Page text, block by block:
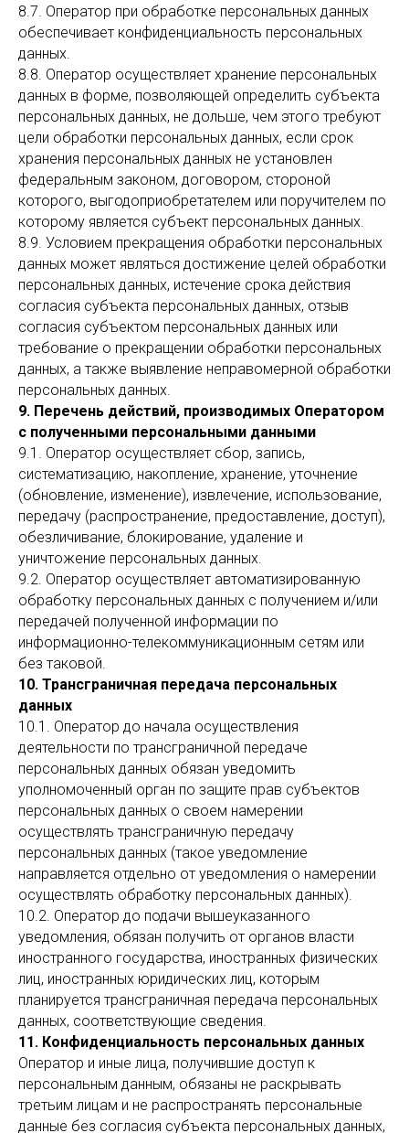
8.7. Оператор при обработке персональных данных
обеспечивает конфиденциальность персональных
данных.
8.8. Оператор осуществляет хранение персональных
данных в форме, позволяющей определить субъекта
персональных данных, не дольше, чем этого требуют
цели обработки персональных данных, если срок
хранения персональных данных не установлен
федеральным законом, договором, стороной
которого, выгодоприобретателем или поручителем по
которому является субъект персональных данных.
8.9. Условием прекращения обработки персональных
данных может являться достижение целей обработки
персональных данных, истечение срока действия
согласия субъекта персональных данных, отзыв
согласия субъектом персональных данных или
требование о прекращении обработки персональных
данных, а также выявление неправомерной обработки
персональных данных.
9. Перечень действий, производимых Оператором
с полученными персональными данными
9.1. Оператор осуществляет сбор, запись,
систематизацию, накопление, хранение, уточнение
(обновление, изменение), извлечение, использование,
передачу (распространение, предоставление, доступ),
обезличивание, блокирование, удаление и
уничтожение персональных данных.
9.2. Оператор осуществляет автоматизированную
обработку персональных данных с получением и/или
передачей полученной информации по
информационно-телекоммуникационным сетям или
без таковой.
10. Трансграничная передача персональных
данных
10.1. Оператор до начала осуществления
деятельности по трансграничной передаче
персональных данных обязан уведомить
уполномоченный орган по защите прав субъектов
персональных данных о своем намерении
осуществлять трансграничную передачу
персональных данных (такое уведомление
направляется отдельно от уведомления о намерении
осуществлять обработку персональных данных).
10.2. Оператор до подачи вышеуказанного
уведомления, обязан получить от органов власти
иностранного государства, иностранных физических
лиц, иностранных юридических лиц, которым
планируется трансграничная передача персональных
данных, соответствующие сведения.
11. Конфиденциальность персональных данных
Оператор и иные лица, получившие доступ к
персональным данным, обязаны не раскрывать
третьим лицам и не распространять персональные
данные без согласия субъекта персональных данных,